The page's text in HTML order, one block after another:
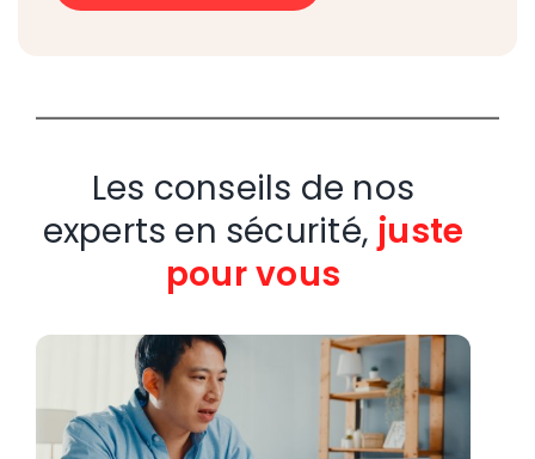
Les conseils de nos
experts en sécurité, juste
pour vous